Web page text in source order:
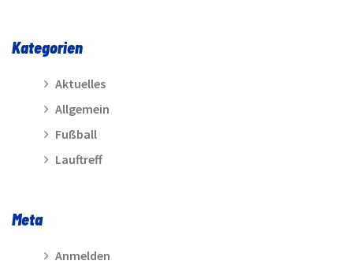
Kategorien
Aktuelles
Allgemein
Fußball
Lauftreff
Meta
Anmelden